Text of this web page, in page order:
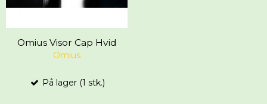
Omius Visor Cap Hvid
Omius
På lager (1 stk.)